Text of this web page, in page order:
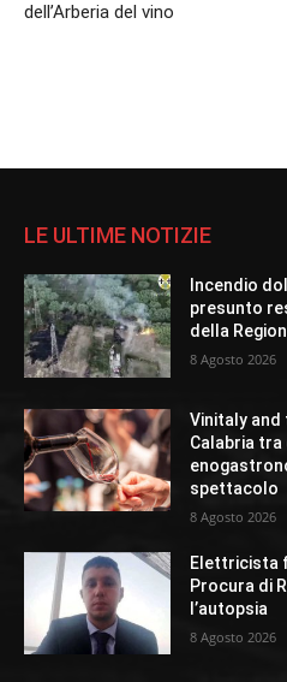
dell’Arberia del vino
LE ULTIME NOTIZIE
Incendio
presunto
della
8 Agosto 2026
Vinitaly and
Calabria
spettacolo
8 Agosto 2026
Elettricista
Procura di
l’autopsia
8 Agosto 2026